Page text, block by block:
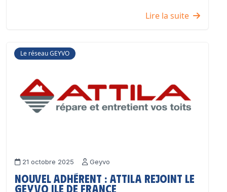
Lire la suite
Le réseau GEYVO
21 octobre 2025 Geyvo
Nouvel adhérent : ATTILA rejoint le
GEYVO Ile de France